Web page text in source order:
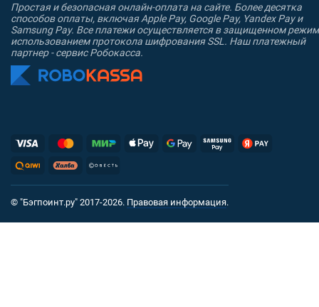
Простая и безопасная онлайн-оплата на сайте. Более десятка
способов оплаты, включая Apple Pay, Google Pay, Yandex Pay и
Samsung Pay. Все платежи осуществляется в защищенном
использованием протокола шифрования SSL. Наш платежный
партнер - сервис Робокасса.
© "Бэгпоинт.ру" 2017-2026. Правовая информация.